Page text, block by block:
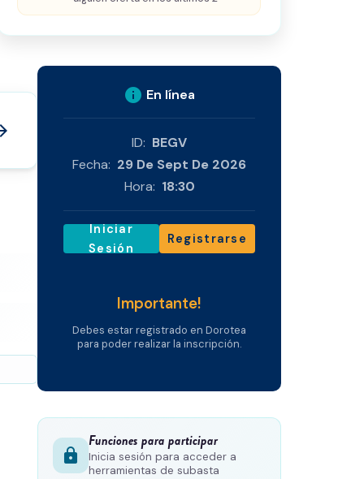
info En línea
ID: BEGV
Fecha: 29 De Sept De 2026
Hora: 18:30
Iniciar
Sesión
Registrarse
Importante!
Debes estar registrado en Dorotea
para poder realizar la inscripción.
lock
Funciones para participar
Inicia sesión para acceder a
herramientas de subasta